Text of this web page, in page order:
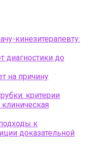
кинезитерапевту:
диагностики до
на причину
критерии
к
доказательной